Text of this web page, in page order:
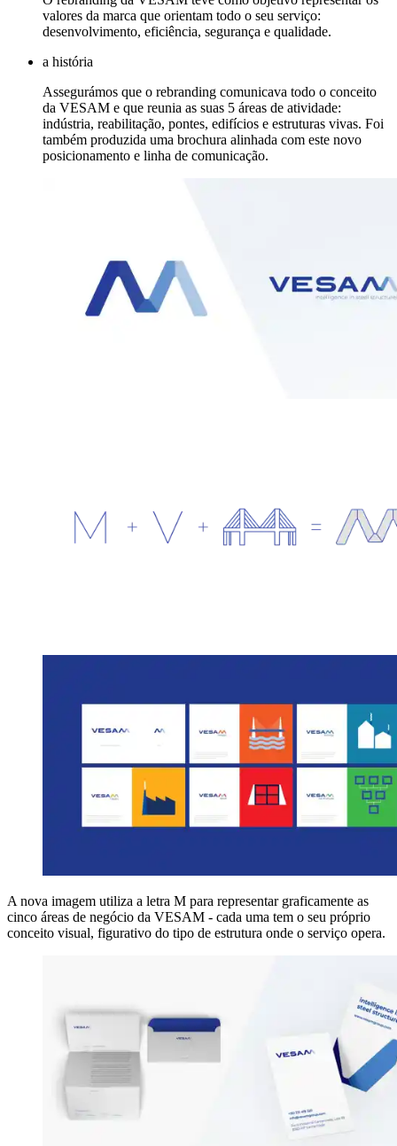
valores da marca que orientam todo o seu serviço:
desenvolvimento, eficiência, segurança e qualidade.
a história
Assegurámos que o rebranding comunicava todo o conceito
da VESAM e que reunia as suas 5 áreas de atividade:
indústria, reabilitação, pontes, edifícios e estruturas vivas. Foi
também produzida uma brochura alinhada com este novo
posicionamento e linha de comunicação.
A nova imagem utiliza a letra M para representar graficamente as
cinco áreas de negócio da VESAM - cada uma tem o seu próprio
conceito visual, figurativo do tipo de estrutura onde o serviço opera.